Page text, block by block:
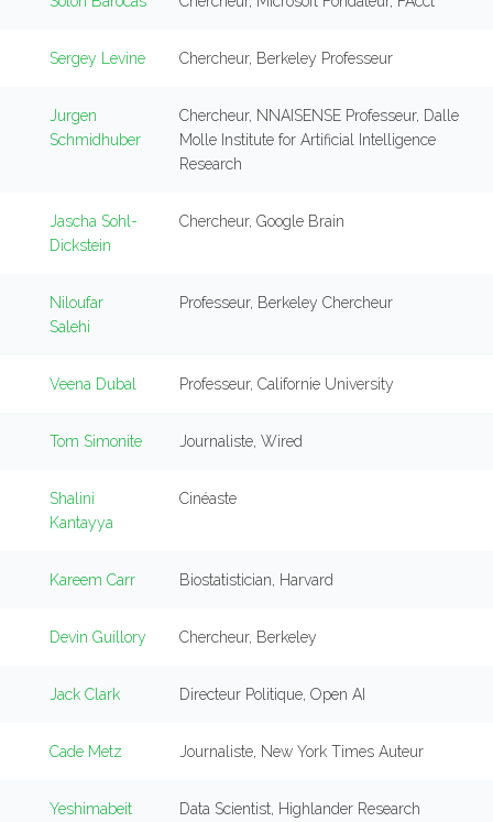
Sergey Levine Chercheur, Berkeley Professeur
Jurgen
Schmidhuber
Chercheur, NNAISENSE Professeur, Dalle
Molle Institute for Artificial Intelligence
Research
Jascha Sohl-
Dickstein
Chercheur, Google Brain
Niloufar
Salehi
Professeur, Berkeley Chercheur
Veena Dubal Professeur, Californie University
Tom Simonite Journaliste, Wired
Shalini
Kantayya
Cinéaste
Kareem Carr Biostatistician, Harvard
Devin Guillory Chercheur, Berkeley
Jack Clark Directeur Politique, Open AI
Cade Metz Journaliste, New York Times Auteur
Yeshimabeit
Data Scientist, Highlander Research